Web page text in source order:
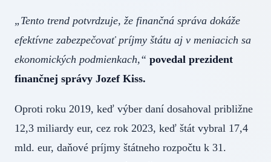
„Tento trend potvrdzuje, že finančná správa dokáže
efektívne zabezpečovať príjmy štátu aj v meniacich sa
ekonomických podmienkach,“ povedal prezident
finančnej správy Jozef Kiss.
Oproti roku 2019, keď výber daní dosahoval približne
12,3 miliardy eur, cez rok 2023, keď štát vybral 17,4
mld. eur, daňové príjmy štátneho rozpočtu k 31.